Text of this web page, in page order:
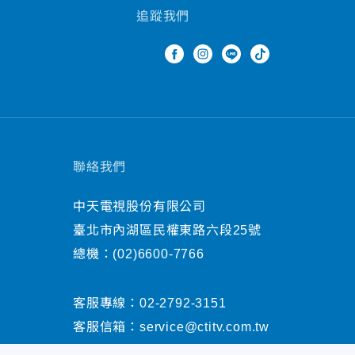
追蹤我們
聯絡我們
中天電視股份有限公司
臺北市內湖區民權東路六段25號
總機： (02)6600-7766
客服專線： 02-2792-3151
客服信箱： service@ctitv.com.tw